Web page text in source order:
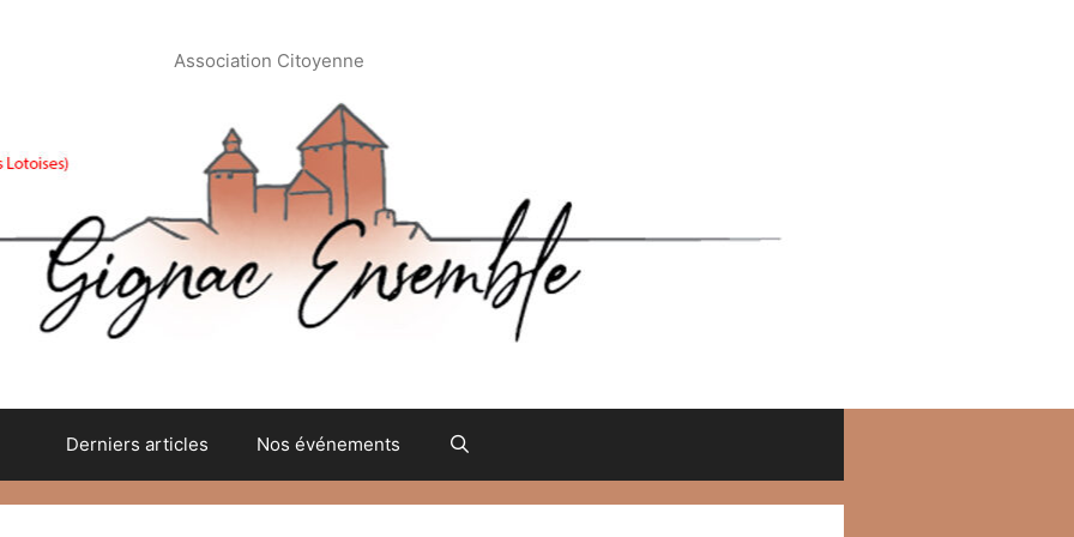
Association Citoyenne
Derniers articles Nos événements